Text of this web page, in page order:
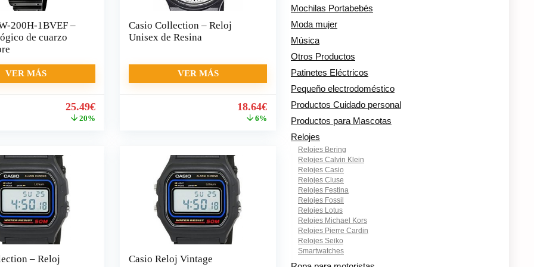
200H-1BVEF –
de cuarzo
VER MÁS
El
precio
25.49€El
20%
Casio Collection – Reloj
Unisex de Resina
VER MÁS
El
precio
18.64€El
precio
18.64€.
6%
– Reloj
Casio Reloj Vintage
Mochilas Portabebés
Moda mujer
Música
Otros Productos
Patinetes Eléctricos
Pequeño electrodoméstico
Productos Cuidado personal
Productos para Mascotas
Relojes
Relojes Bering
Relojes Calvin Klein
Relojes Casio
Relojes Cluse
Relojes Festina
Relojes Fossil
Relojes Lotus
Relojes Michael Kors
Relojes Pierre Cardin
Relojes Seiko
Smartwatches